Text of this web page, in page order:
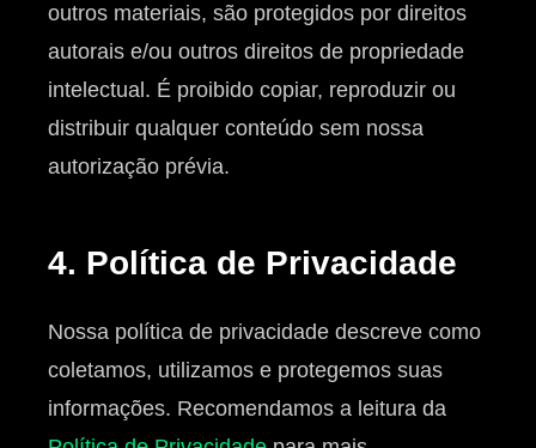
outros materiais, são protegidos por direitos
autorais e/ou outros direitos de propriedade
intelectual. É proibido copiar, reproduzir ou
distribuir qualquer conteúdo sem nossa
autorização prévia.
4. Política de Privacidade
Nossa política de privacidade descreve como
coletamos, utilizamos e protegemos suas
informações. Recomendamos a leitura da